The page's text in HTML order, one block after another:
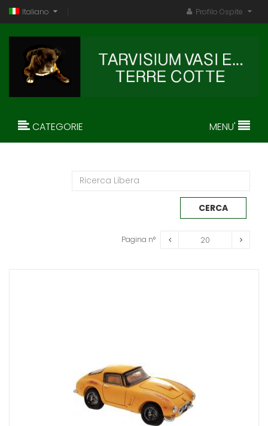
Italiano Profilo Ospite
CATEGORIE MENU'
Pagina n° 20